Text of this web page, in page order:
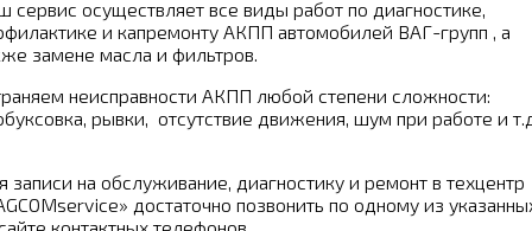
сервис осуществляет все виды работ по диагностике,
и капремонту АКПП автомобилей ВАГ-групп , а
замене масла и фильтров.
неисправности АКПП любой степени сложности:
рывки, отсутствие движения, шум при работе и
записи на обслуживание, диагностику и ремонт в техцентр
достаточно позвонить по одному из